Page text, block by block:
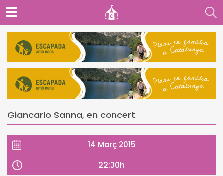
Giancarlo Sanna, en concert
14 Març 2015
22:00h